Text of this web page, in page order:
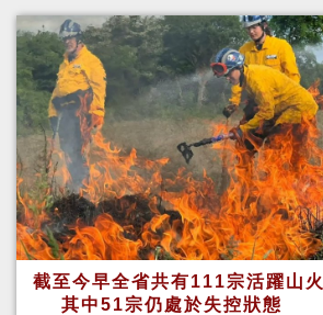
截至今早全省共有111宗活躍山火
其中51宗仍處於失控狀態